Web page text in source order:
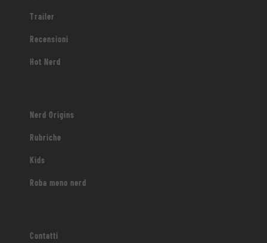
Trailer
Recensioni
Hot Nerd
Nerd Origins
Rubriche
Kids
Roba meno nerd
Contatti